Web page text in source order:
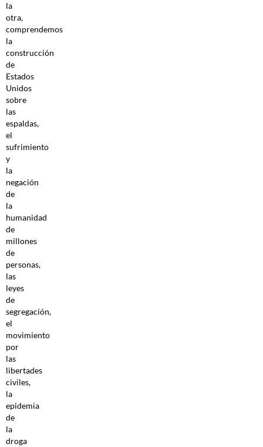
la
otra,
comprendemos
la
construcción
de
Estados
Unidos
sobre
las
espaldas,
el
sufrimiento
y
la
negación
de
la
humanidad
de
millones
de
personas,
las
leyes
de
segregación,
el
movimiento
por
las
libertades
civiles,
la
epidemia
de
la
droga